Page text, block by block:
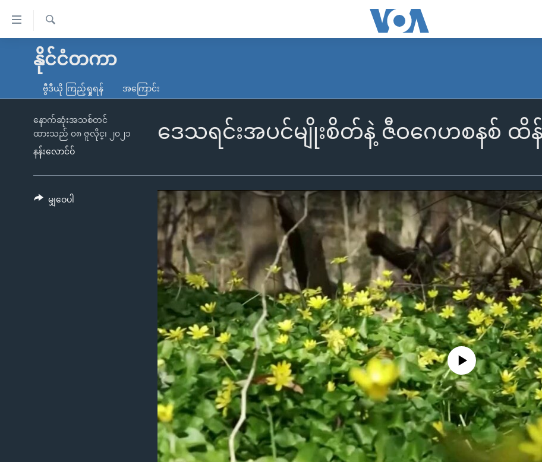
လွယ်ကူ
သည့်
အကြောင်းအရာ
မူလစာမျက်နှာ
ကမ္ဘာ့သတင်းများ
နိုင်ငံတကာ
အမေရိကန်
တရုတ်
သတင်းလွတ်လပ်ခွင့်
ရပ်ဝန်းတခု လမ်းတခု အလွန်
အမေရိကန်သုံးအီဒီယံ
အပတ်စဉ်ကဏ္ဍများ
ရှာဖွေ
ရ
လာ
နိုင်ငံတကာ
ဗွီဒီယို ကြည့်ရှုရန် အကြောင်း
ဒေသရင်းအပင်မျိုးစိတ်နဲ့ ဇီဝဂေဟစနစ် ထိ
နောက်ဆုံးအသစ်တင်
ထားသည် ၀၈ ဇူလိုင္၊ ၂၀၂၁
နန်းလောင်ဝ်
No media source currently available
မျှဝေပါ